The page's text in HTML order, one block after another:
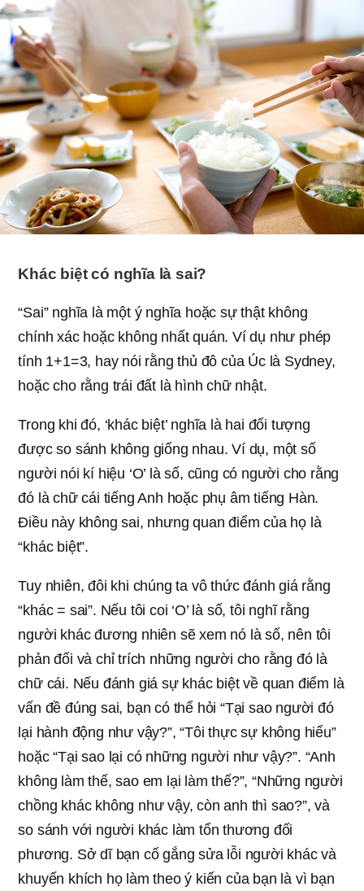
Khác biệt có nghĩa là sai?
“Sai” nghĩa là một ý nghĩa hoặc sự thật không
chính xác hoặc không nhất quán. Ví dụ như phép
tính 1+1=3, hay nói rằng thủ đô của Úc là Sydney,
hoặc cho rằng trái đất là hình chữ nhật.
Trong khi đó, ‘khác biệt’ nghĩa là hai đối tượng
được so sánh không giống nhau. Ví dụ, một số
người nói kí hiệu ‘O’ là số, cũng có người cho rằng
đó là chữ cái tiếng Anh hoặc phụ âm tiếng Hàn.
Điều này không sai, nhưng quan điểm của họ là
“khác biệt”.
Tuy nhiên, đôi khi chúng ta vô thức đánh giá rằng
“khác = sai”. Nếu tôi coi ‘O’ là số, tôi nghĩ rằng
người khác đương nhiên sẽ xem nó là số, nên tôi
phản đối và chỉ trích những người cho rằng đó là
chữ cái. Nếu đánh giá sự khác biệt về quan điểm là
vấn đề đúng sai, bạn có thể hỏi “Tại sao người đó
lại hành động như vậy?”, “Tôi thực sự không hiểu”
hoặc “Tại sao lại có những người như vậy?”. “Anh
không làm thế, sao em lại làm thế?”, “Những người
chồng khác không như vậy, còn anh thì sao?”, và
so sánh với người khác làm tổn thương đối
phương. Sở dĩ bạn cố gắng sửa lỗi người khác và
khuyến khích họ làm theo ý kiến của bạn là vì bạn